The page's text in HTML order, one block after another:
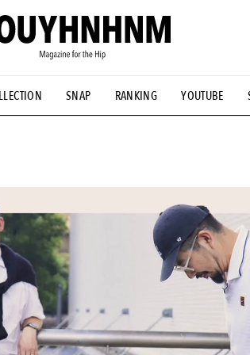
SNAP RANKING YOUTUBE
#NEW VINTAGE #マイナーグッド図鑑
#ととけん #FASHION #MUSIC